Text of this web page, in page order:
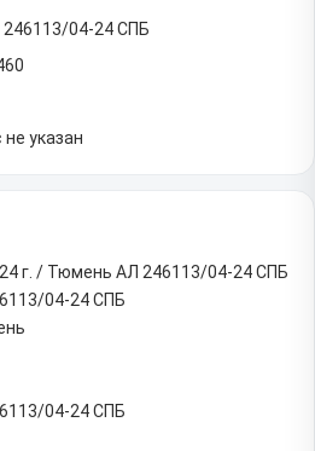
04-24 СПБ
указан
г. / Тюмень АЛ 246113/04-24 СПБ
04-24 СПБ
04-24 СПБ